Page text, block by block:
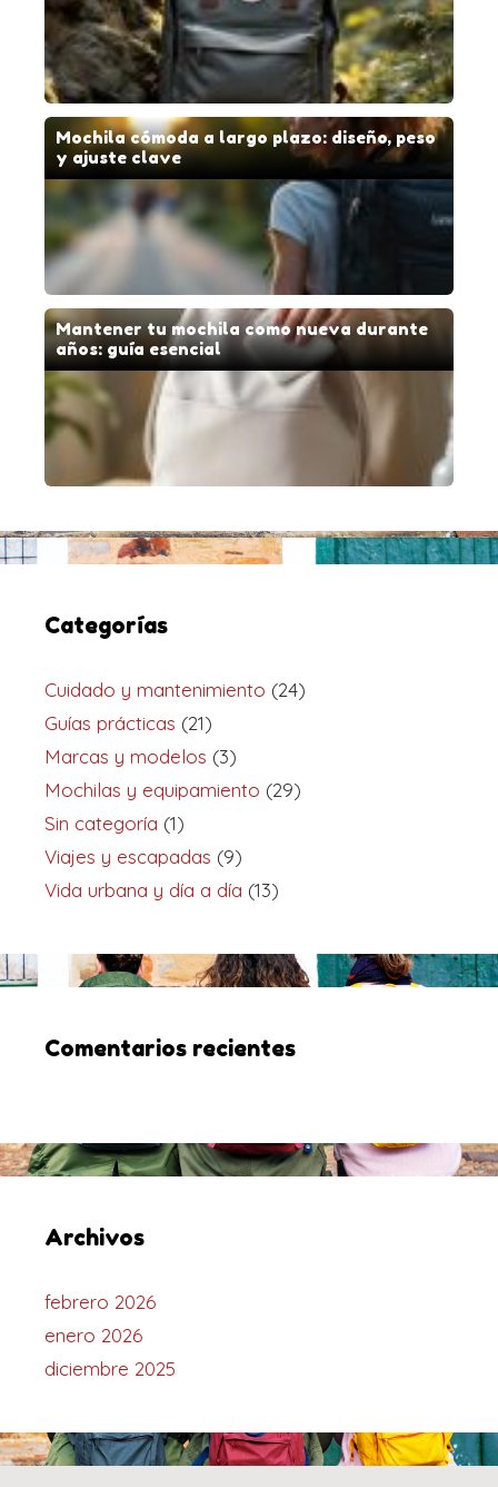
Mochila cómoda a largo plazo: diseño, peso
y ajuste clave
Mantener tu mochila como nueva durante
años: guía esencial
Categorías
Cuidado y mantenimiento (24)
Guías prácticas (21)
Marcas y modelos (3)
Mochilas y equipamiento (29)
Sin categoría (1)
Viajes y escapadas (9)
Vida urbana y día a día (13)
Comentarios recientes
Archivos
febrero 2026
enero 2026
diciembre 2025